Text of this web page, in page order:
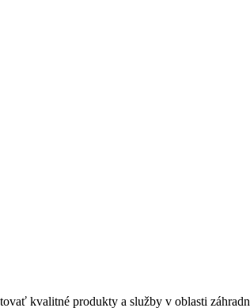
kvalitné produkty a služby v oblasti